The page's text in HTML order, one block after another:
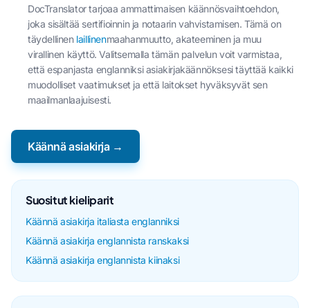
DocTranslator tarjoaa ammattimaisen käännösvaihtoehdon,
joka sisältää sertifioinnin ja notaarin vahvistamisen. Tämä on
täydellinen laillinenmaahanmuutto, akateeminen ja muu
virallinen käyttö. Valitsemalla tämän palvelun voit varmistaa,
että espanjasta englanniksi asiakirjakäännöksesi täyttää kaikki
muodolliset vaatimukset ja että laitokset hyväksyvät sen
maailmanlaajuisesti.
Käännä asiakirja →
Suositut kieliparit
Käännä asiakirja italiasta englanniksi
Käännä asiakirja englannista ranskaksi
Käännä asiakirja englannista kiinaksi